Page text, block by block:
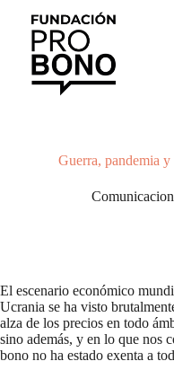
contenido
Guerra, pandemia y
El escenario económico
Ucrania se ha visto
alza de los precios en todo
sino además, y en lo que nos
bono no ha estado exenta a